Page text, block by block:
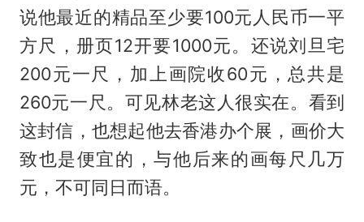
说他最近的精品至少要100元人民币一平
方尺，册页12开要1000元。还说刘旦宅
200元一尺，加上画院收60元，总共是
260元一尺。可见林老这人很实在。看到
这封信，也想起他去香港办个展，画价大
致也是便宜的，与他后来的画每尺几万
元，不可同日而语。